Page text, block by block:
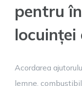
pentru
locuinței
Acordarea
lemne,